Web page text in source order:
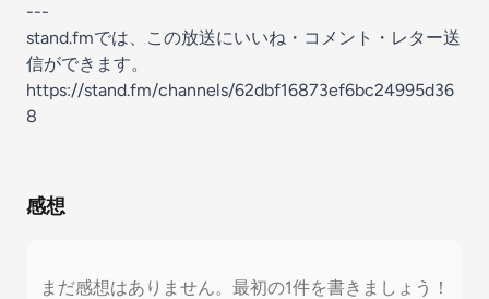
---
stand.fmでは、この放送にいいね・コメント・レター送
信ができます。
https://stand.fm/channels/62dbf16873ef6bc24995d36
8
感想
まだ感想はありません。最初の1件を書きましょう！